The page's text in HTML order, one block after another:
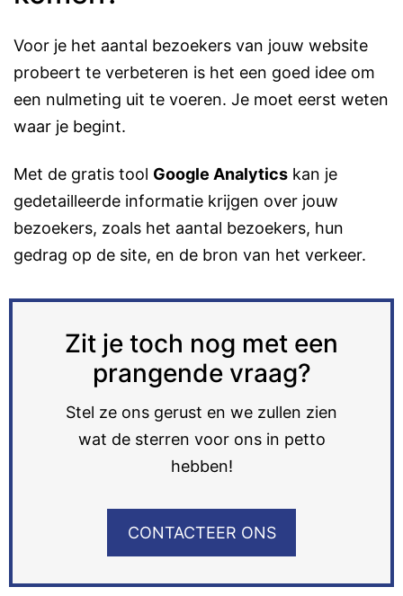
Voor je het aantal bezoekers van jouw website
probeert te verbeteren is het een goed idee om
een nulmeting uit te voeren. Je moet eerst weten
waar je begint.
Met de gratis tool Google Analytics kan je
gedetailleerde informatie krijgen over jouw
bezoekers, zoals het aantal bezoekers, hun
gedrag op de site, en de bron van het verkeer.
Zit je toch nog met een
prangende vraag?
Stel ze ons gerust en we zullen zien
wat de sterren voor ons in petto
hebben!
CONTACTEER ONS